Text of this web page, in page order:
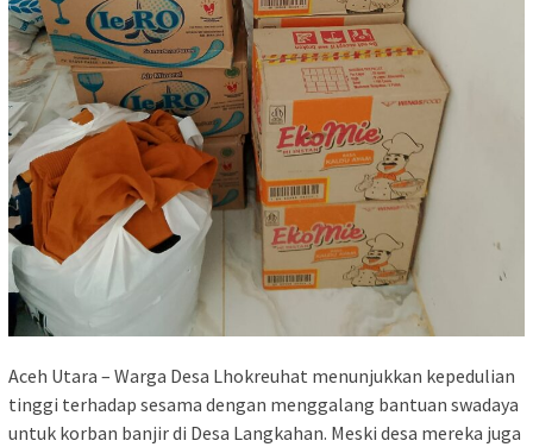
Aceh Utara – Warga Desa Lhokreuhat menunjukkan kepedulian
tinggi terhadap sesama dengan menggalang bantuan swadaya
untuk korban banjir di Desa Langkahan. Meski desa mereka juga